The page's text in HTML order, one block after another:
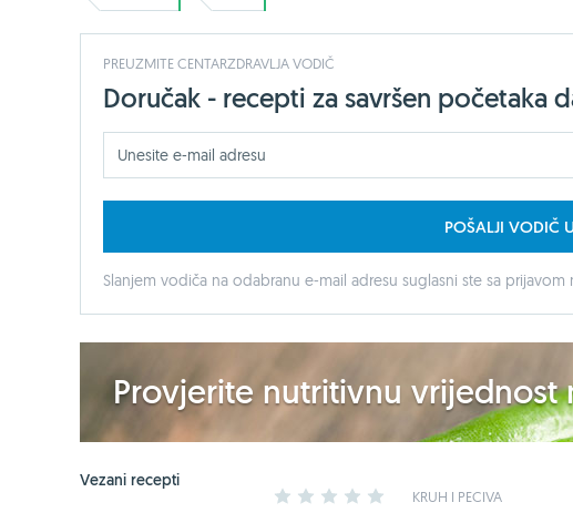
PREUZMITE CENTARZDRAVLJA VODIČ
Doručak - recepti za savršen početaka
POŠALJI VODIČ
Slanjem vodiča na odabranu e-mail adresu suglasni ste sa prijavom
Provjerite nutritivnu vrijednost
Vezani recepti
2 3 4 KRUH I PECIVA